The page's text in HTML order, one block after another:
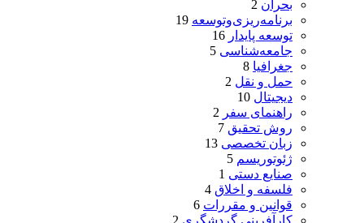
بحران 2
برنامه‌ریزی‌وتوسعه 19
توسعه پایدار 16
جامعه‌شناسی 5
جغرافیا 8
حمل و نقل 2
دیجیتال 10
راهنمای سفر 2
روش تحقیق 7
زبان تخصصی 13
ژئوتوریسم 5
صنایع دستی 1
فلسفه و اخلاق 4
قوانین و مقررات 6